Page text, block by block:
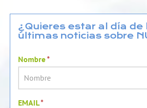
e
d
i
u
b
e
b
o
o
¿Quieres estar al día de
últimas noticias sobre
Nombre*
EMAIL*